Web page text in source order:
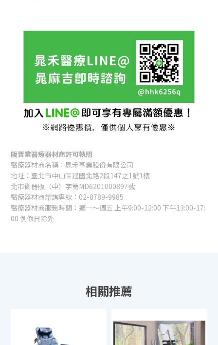
販賣業醫療器材商許可執照
醫療器材商名稱：晁禾事業股份有限公司
地址：臺北市中山區建國北路2段147之1號1樓
北市衛器販（中）字第MD6201000897號
醫療器材商諮詢專線：02-8789-9985
醫療器材商服務時間：週一～週五 上午9:00-12:00 下午13:00-17:
00 例假日除外